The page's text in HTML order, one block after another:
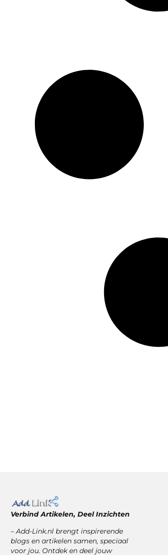
Verbind Artikelen, Deel Inzichten
– Add-Link.nl brengt inspirerende
blogs en artikelen samen, speciaal
voor jou. Ontdek en deel jouw